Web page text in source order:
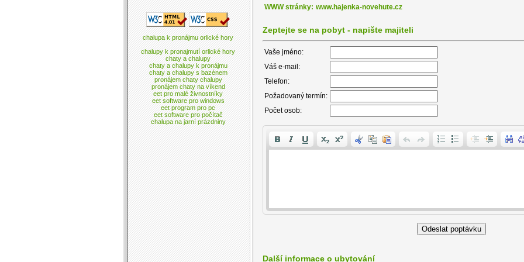
chalupa k pronájmu orlické hory
chalupy k pronajmutí orlické hory
chaty a chalupy
chaty a chalupy k pronájmu
chaty a chalupy s bazénem
pronájem chaty chalupy
pronájem chaty na víkend
eet pro malé živnostníky
eet software pro windows
eet program pro pc
eet software pro počítač
chalupa na jarní prázdniny
WWW stránky: www.hajenka-novehute.cz
Zeptejte se na pobyt - napište majiteli
Vaše jméno:
Váš e-mail:
Telefon:
Požadovaný termín:
Počet osob:
Další informace o ubytování